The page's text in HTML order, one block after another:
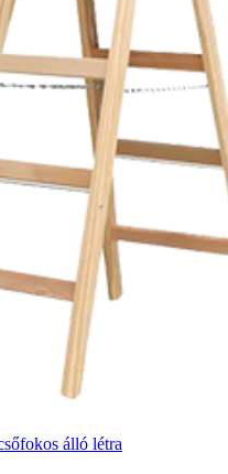
álló létra